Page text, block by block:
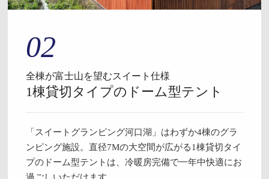
02
全棟が富士山を望むスイート仕様
1棟貸切タイプのドーム型テント
「スイートグランピング河口湖」はわずか4棟のグラ
ンピング施設。直径7Mの大空間が広がる1棟貸切タイ
プのドーム型テントは、冷暖房完備で一年中快適にお